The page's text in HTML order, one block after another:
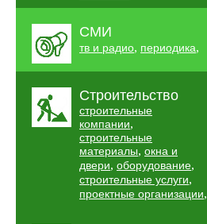
СМИ
тв и радио, периодика,
Строительство
строительные
компании,
строительные
материалы, окна и
двери, оборудование,
строительные услуги,
проектные организации,